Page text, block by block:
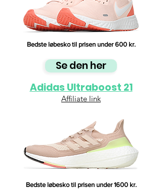
Bedste løbesko til prisen under 600 kr.
Se den her
Adidas Ultraboost 21
Affiliate link
Bedste løbesko til prisen under 1600 kr.